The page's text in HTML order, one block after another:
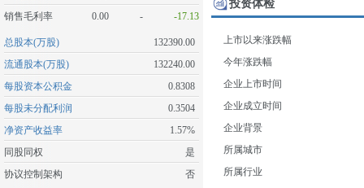
销售毛利率
0.00 - -17.13
总股本(万股)
132390.00
流通股本(万股)
132240.00
每股资本公积金
0.8308
每股未分配利润
0.3504
净资产收益率
1.57%
同股同权
是
协议控制架构
否
投资体检
上市以来涨跌幅
今年涨跌幅
企业上市时间
企业成立时间
企业背景
所属城市
所属行业